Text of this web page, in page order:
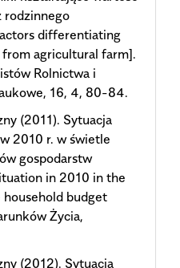
rodzinnego
differentiating
agricultural farm].
Rolnictwa i
16, 4, 80-84.
(2011). Sytuacja
2010 r. w świetle
gospodarstw
in 2010 in the
budget
Życia,
(2012). Sytuacja